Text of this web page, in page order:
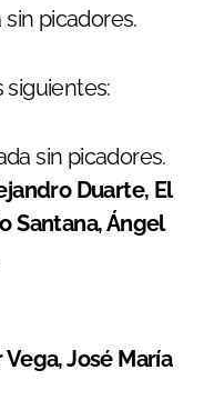
picadores.
siguientes:
sin picadores.
Duarte, El
Santana, Ángel
José María